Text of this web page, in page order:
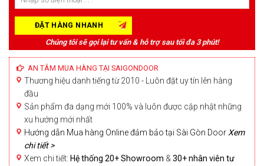
Chúng tôi sẽ gọi lại tư vấn & hỗ trợ sau tối đa 3 phút!
AN TÂM MUA HÀNG TẠI SAIGONDOOR
Thương hiệu danh tiếng từ 2010 - Luôn đặt uy tín lên hàng
đầu
Sản phẩm đa dạng mới 100% và luôn được cập nhật những
xu hướng mới nhất
Hướng dẫn Mua hàng Online đảm bảo tại Sài Gòn Door Xem
chi tiết >
Xem chi tiết: Hệ thống 20+ Showroom & 30+ nhân viên tư